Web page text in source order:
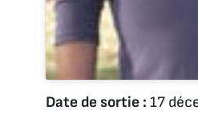
Date de sortie : 17